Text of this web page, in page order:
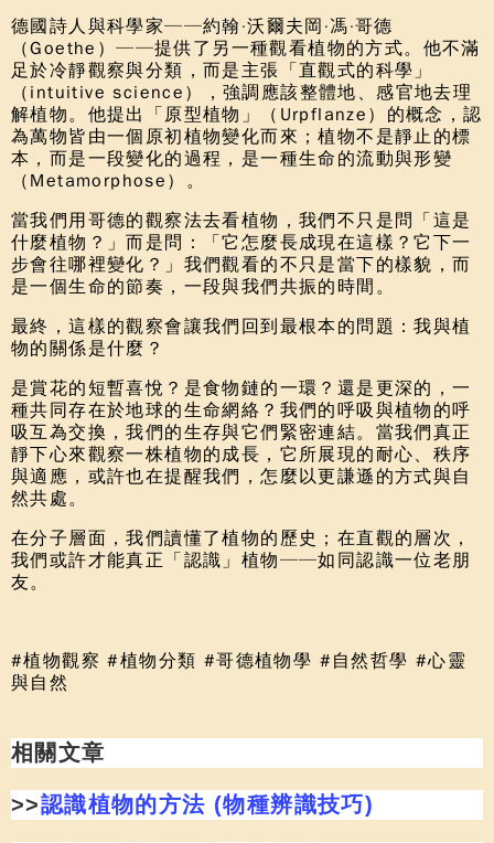
德國詩人與科學家──約翰·沃爾夫岡·馮·哥德
（Goethe）──提供了另一種觀看植物的方式。他不滿
足於冷靜觀察與分類，而是主張「直觀式的科學」
（intuitive science），強調應該整體地、感官地去理
解植物。他提出「原型植物」（Urpflanze）的概念，認
為萬物皆由一個原初植物變化而來；植物不是靜止的標
本，而是一段變化的過程，是一種生命的流動與形變
（Metamorphose）。
當我們用哥德的觀察法去看植物，我們不只是問「這是
什麼植物？」而是問：「它怎麼長成現在這樣？它下一
步會往哪裡變化？ 」我們觀看的不只是當下的樣貌，而
是一個生命的節奏，一段與我們共振的時間。
最終，這樣的觀察會讓我們回到最根本的問題：我與植
物的關係是什麼？
是賞花的短暫喜悅？是食物鏈的一環？還是更深的，一
種共同存在於地球的生命網絡？我們的呼吸與植物的呼
吸互為交換，我們的生存與它們緊密連結。當我們真正
靜下心來觀察一株植物的成長，它所展現的耐心、秩序
與適應，或許也在提醒我們，怎麼以更謙遜的方式與自
然共處。
在分子層面，我們讀懂了植物的歷史；在直觀的層次，
我們或許才能真正「認識」植物──如同認識一位老朋
友。
#植物觀察 #植物分類 #哥德植物學 #自然哲學 #心靈
與自然
相關文章
>>認識植物的方法 (物種辨識技巧)